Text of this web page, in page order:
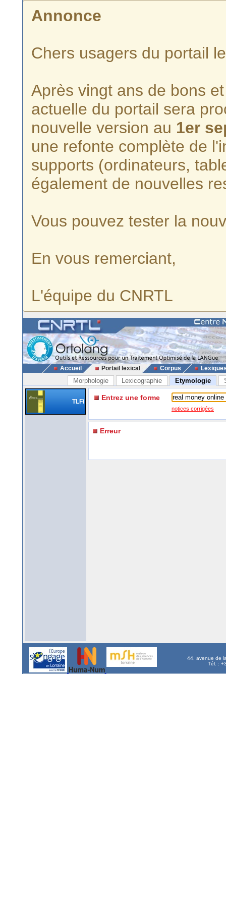
Annonce
Chers usagers du portail
Après vingt ans de bons
actuelle du portail sera
nouvelle version au 1er
une refonte complète de
supports (ordinateurs,
également de nouvelles
Vous pouvez tester la
En vous remerciant,
L'équipe du CNRTL
Accueil Portail lexical Corpus
Morphologie Lexicographie Etymologie
TLFi Entrez une forme
notices corrigées
Erreur
44, avenue de
Tél. :